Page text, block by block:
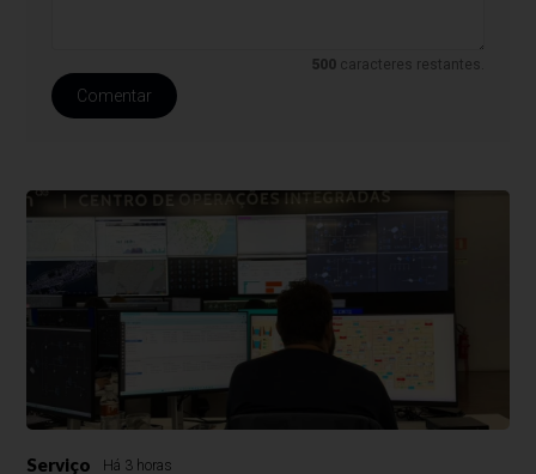
500 caracteres restantes.
Comentar
Serviço Há 3 horas